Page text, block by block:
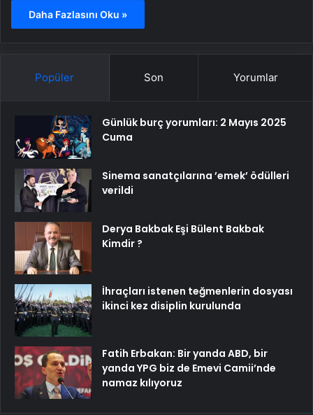
Daha Fazlasını Oku »
Popüler Son Yorumlar
Günlük burç yorumları: 2 Mayıs 2025
Cuma
Sinema sanatçılarına ’emek’ ödülleri
verildi
Derya Bakbak Eşi Bülent Bakbak
Kimdir ?
İhraçları istenen teğmenlerin dosyası
ikinci kez disiplin kurulunda
Fatih Erbakan: Bir yanda ABD, bir
yanda YPG biz de Emevi Camii’nde
namaz kılıyoruz